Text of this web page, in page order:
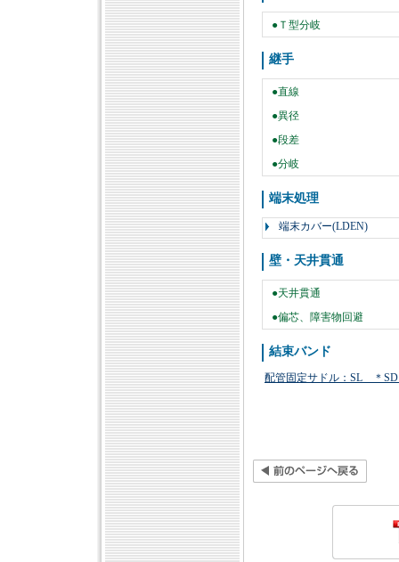
●Ｔ型分岐
継手
●直線
●異径
●段差
●分岐
端末処理
端末カバー(LDEN)
壁・天井貫通
●天井貫通
●偏芯、障害物回避
結束バンド
配管固定サドル：SL ＊